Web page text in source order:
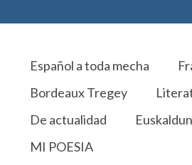
Español a toda mecha
Bordeaux Tregey
De actualidad
MI POESIA